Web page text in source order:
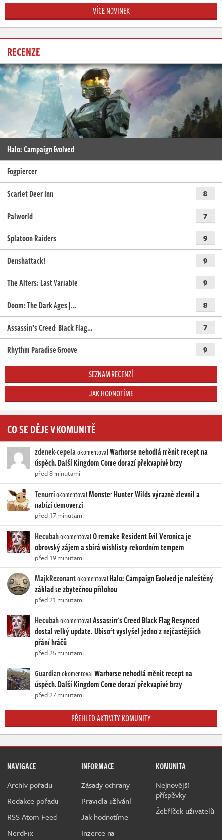
VÍCE NOVINEK
RECENZE
Halo: Campaign Evolved
Fogpiercer
Scarlet Deer Inn
8
Palworld 7
Splatoon Raiders 9
Denshattack! 9
The Alters: Last Variable 9
Doom: The Dark Ages |… 8
Assassin’s Creed: Black Flag… 7
Rhythm Paradise Groove 9
SEZNAM RECENZÍ
JAK HODNOTÍME
CO SE DĚJE V KOMUNITĚ
zdenek-cepelaokomentovalWarhorse nehodlá měnit recept na
úspěch. Další Kingdom Come dorazí překvapivě brzy
před 8 minutami
TenurriokomentovalMonster Hunter Wilds výrazně zlevnil a
nabízí demoverzi
před 17 minutami
HecubahokomentovalO remake Resident Evil Veronica je
obrovský zájem a sbírá wishlisty rekordním tempem
před 19 minutami
MajkRezonantokomentoval Halo: Campaign Evolved je naleštěný
základ se zbytečnou přílohou
před 21 minutami
HecubahokomentovalAssassin's Creed Black Flag Resynced
dostal velký update. Ubisoft vyslyšel jedno z nejčastějších
přání hráčů
před 25 minutami
GuardianokomentovalWarhorse nehodlá měnit recept na
úspěch. Další Kingdom Come dorazí překvapivě brzy
před 27 minutami
PŘEHLED AKTIVITY KOMUNITY
NAVIGACE
Archiv pořadu
Redakce pořadu
RSS Atom Feed
NerdFix
INFORMACE
Zásady ochrany
Pravidla užívání
Jak hodnotíme
Inzerce na
KOMUNITA
Nejnovější
příspěvky
Žebříček uživatelů